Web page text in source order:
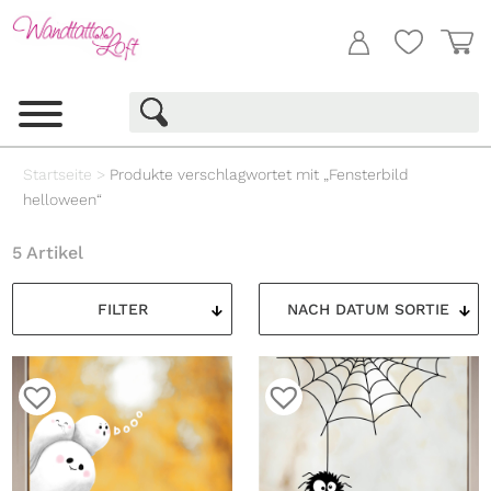
Startseite > Produkte verschlagwortet mit „Fensterbild
helloween“
FILTER
5 Artikel